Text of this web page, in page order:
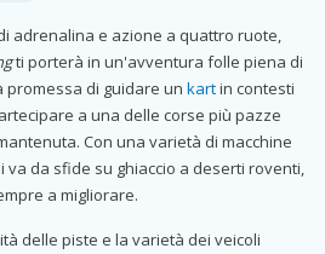
adrenalina e azione a quattro ruote,
ti porterà in un'avventura folle piena di
promessa di guidare un kartin contesti
a una delle corse più pazze
Con una varietà di macchine
va da sfide su ghiaccio a deserti roventi,
a migliorare.
delle piste e la varietà dei veicoli